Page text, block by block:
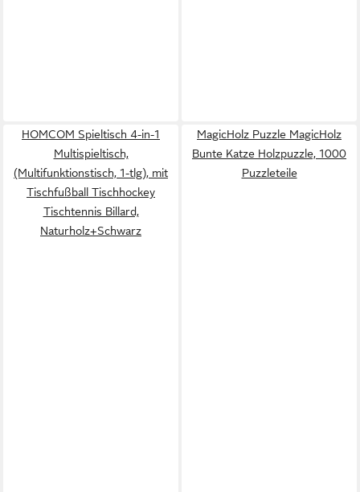
HOMCOM Spieltisch 4-in-1
Multispieltisch,
(Multifunktionstisch, 1-tlg), mit
Tischfußball Tischhockey
Tischtennis Billard,
Naturholz+Schwarz
MagicHolz Puzzle MagicHolz
Bunte Katze Holzpuzzle, 1000
Puzzleteile